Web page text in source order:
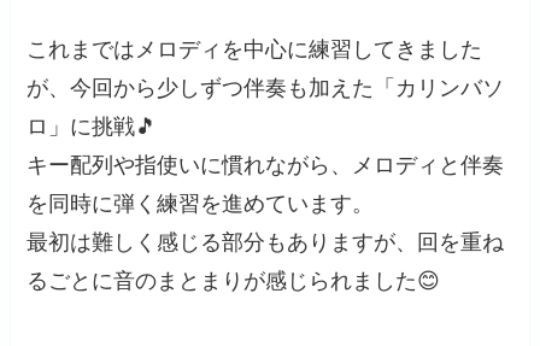
これまではメロディを中心に練習してきました
が、今回から少しずつ伴奏も加えた「カリンバソ
ロ」に挑戦🎵
キー配列や指使いに慣れながら、メロディと伴奏
を同時に弾く練習を進めています。
最初は難しく感じる部分もありますが、回を重ね
るごとに音のまとまりが感じられました😊